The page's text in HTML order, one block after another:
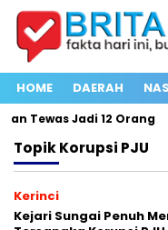
HOME DAERAH
Tewas Jadi 12 Orang
TopikKorupsi PJU
Kerinci
Kejari Sungai Penuh